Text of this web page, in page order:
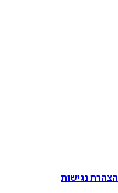
הצהרת נגישות